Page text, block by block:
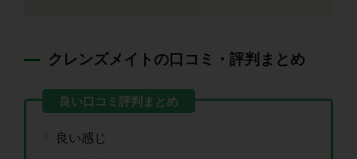
クレンズメイトの口コミ・評判まとめ
良い感じ